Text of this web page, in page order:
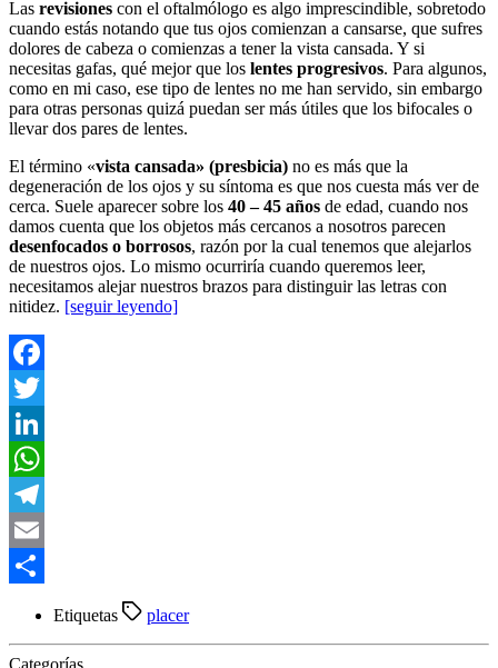
Las revisiones con el oftalmólogo es algo imprescindible, sobretodo
cuando estás notando que tus ojos comienzan a cansarse, que sufres
dolores de cabeza o comienzas a tener la vista cansada. Y si
necesitas gafas, qué mejor que los lentes progresivos. Para algunos,
como en mi caso, ese tipo de lentes no me han servido, sin embargo
para otras personas quizá puedan ser más útiles que los bifocales o
llevar dos pares de lentes.
El término «vista cansada» (presbicia) no es más que la
degeneración de los ojos y su síntoma es que nos cuesta más ver de
cerca. Suele aparecer sobre los 40 – 45 años de edad, cuando nos
damos cuenta que los objetos más cercanos a nosotros parecen
desenfocados o borrosos, razón por la cual tenemos que alejarlos
de nuestros ojos. Lo mismo ocurriría cuando queremos leer,
necesitamos alejar nuestros brazos para distinguir las letras con
nitidez. [seguir leyendo]
Facebook
Twitter
LinkedIn
WhatsApp
Telegram
Email
Etiquetas placer
Categorías